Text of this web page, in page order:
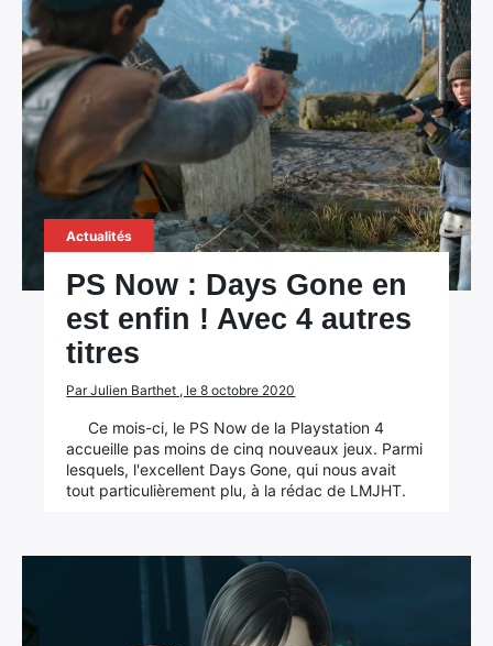
Actualités
PS Now : Days Gone en
est enfin ! Avec 4 autres
titres
Par Julien Barthet , le 8 octobre 2020
Ce mois-ci, le PS Now de la Playstation 4
accueille pas moins de cinq nouveaux jeux. Parmi
lesquels, l'excellent Days Gone, qui nous avait
tout particulièrement plu, à la rédac de LMJHT.